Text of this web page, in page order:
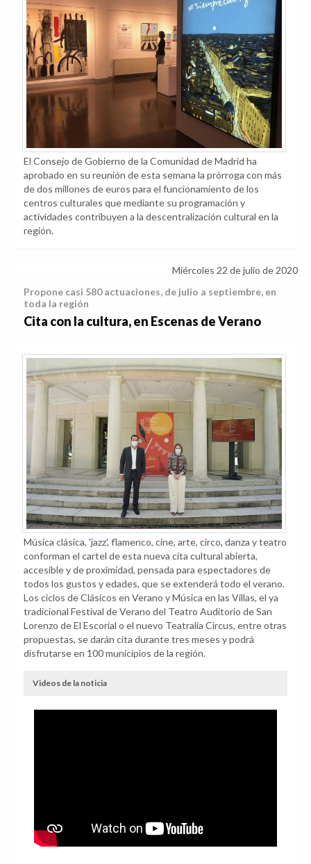
El Consejo de Gobierno de la Comunidad de Madrid ha
aprobado en su reunión de esta semana la prórroga con más
de dos millones de euros para el funcionamiento de los
centros culturales que mediante su programación y
actividades contribuyen a la descentralización cultural en la
región.
Miércoles 22 de julio de 2020
Propone casi 580 actuaciones, de julio a septiembre, en
toda la región
Cita con la cultura, en Escenas de Verano
Música clásica, 'jazz', flamenco, cine, arte, circo, danza y teatro
conforman el cartel de esta nueva cita cultural abierta,
accesible y de proximidad, pensada para espectadores de
todos los gustos y edades, que se extenderá todo el verano.
Los ciclos de Clásicos en Verano y Música en las Villas, el ya
tradicional Festival de Verano del Teatro Auditorio de San
Lorenzo de El Escorial o el nuevo Teatralia Circus, entre otras
propuestas, se darán cita durante tres meses y podrá
disfrutarse en 100 municipios de la región.
Videos de la noticia